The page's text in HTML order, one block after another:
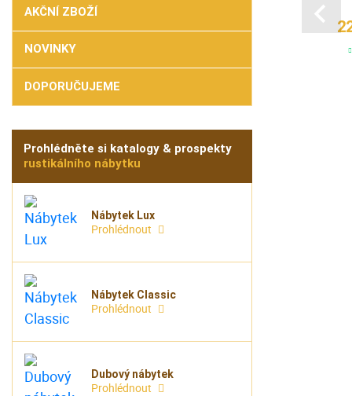
AKČNÍ ZBOŽÍ
NOVINKY
DOPORUČUJEME
Prohlédněte si katalogy & prospekty
rustikálního nábytku
Nábytek Lux
Prohlédnout
Nábytek Classic
Prohlédnout
Dubový nábytek
Prohlédnout
103/4
7-30 dní